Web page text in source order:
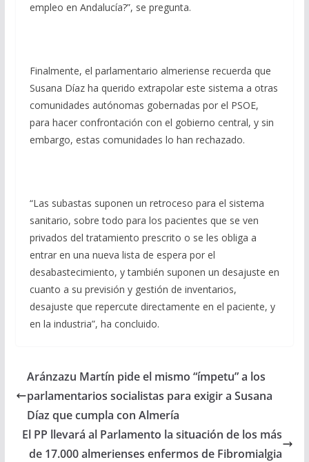
empleo en Andalucía?”, se pregunta.
Finalmente, el parlamentario almeriense recuerda que
Susana Díaz ha querido extrapolar este sistema a otras
comunidades autónomas gobernadas por el PSOE,
para hacer confrontación con el gobierno central, y sin
embargo, estas comunidades lo han rechazado.
“Las subastas suponen un retroceso para el sistema
sanitario, sobre todo para los pacientes que se ven
privados del tratamiento prescrito o se les obliga a
entrar en una nueva lista de espera por el
desabastecimiento, y también suponen un desajuste en
cuanto a su previsión y gestión de inventarios,
desajuste que repercute directamente en el paciente, y
en la industria”, ha concluido.
Aránzazu Martín pide el mismo “ímpetu” a los
parlamentarios socialistas para exigir a Susana
Díaz que cumpla con Almería
El PP llevará al Parlamento la situación de los más
de 17.000 almerienses enfermos de Fibromialgia